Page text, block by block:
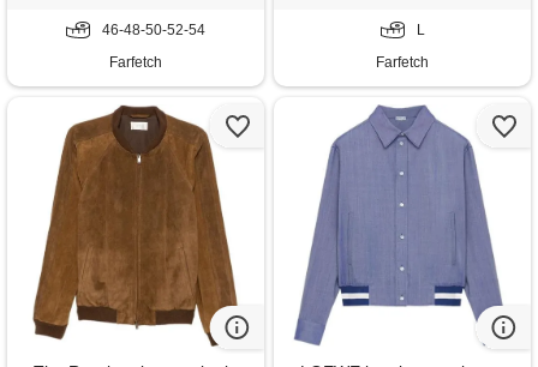
46-48-50-52-54
Farfetch
L
Farfetch